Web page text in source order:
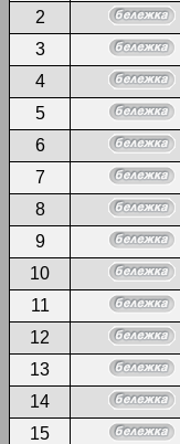
2
3
4
5
6
7
8
9
10
11
12
13
14
15